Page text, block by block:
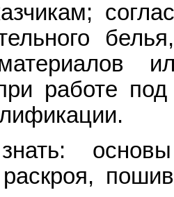
работе под